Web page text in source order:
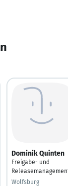
Dominik Quinten
Freigabe- und
Wolfsburg